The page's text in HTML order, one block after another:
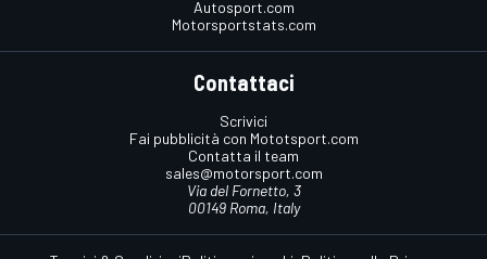
Autosport.com
Motorsportstats.com
Contattaci
Scrivici
Fai pubblicità con Mototsport.com
Contatta il team
sales@motorsport.com
Via del Fornetto, 3
00149 Roma, Italy